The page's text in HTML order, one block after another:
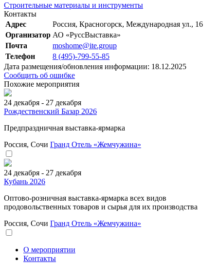
Строительные материалы и инструменты
Контакты
Адрес
Россия, Красногорск, Международная ул., 16
Организатор АО «РуссВыставка»
Почта
moshome@ite.group
Телефон
8 (495)-799-55-85
Дата размещения/обновления информации: 18.12.2025
Сообщить об ошибке
Похожие мероприятия
24 декабря - 27 декабря
Рождественский Базар 2026
Предпраздничная выставка-ярмарка
Россия, Сочи Гранд Отель «Жемчужина»
24 декабря - 27 декабря
Кубань 2026
Оптово-розничная выставка-ярмарка всех видов
продовольственных товаров и сырья для их производства
Россия, Сочи Гранд Отель «Жемчужина»
О мероприятии
Контакты